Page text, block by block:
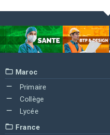
Maroc
Primaire
Collège
Lycée
France